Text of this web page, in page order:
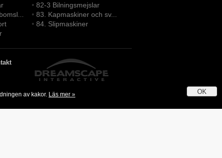
• 82-3 Bilningsmejslar
• 83. Kapmaskiner och sv...
• 84. Slipmaskiner
OK
av kakor. Läs mer »